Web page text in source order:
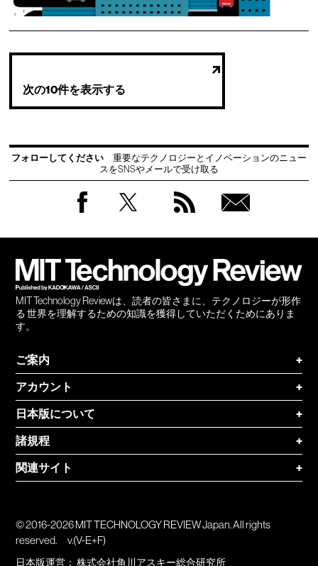
次の10件を表示する
フォローしてください
重要なテクノロジーとイノベーションのニュー
スをSNSやメールで受け取る
MIT Technology Reviewは、読者の皆さまに、テクノロジーが形作
る 世界を理解するための知識を獲得していただくためにありま
す。
ご案内
+
アカウント
+
日本版について
+
諸規程
+
関連サイト
+
© 2016-2026 MIT TECHNOLOGY REVIEW Japan. All rights
reserved.
v.(V-E+F)
日本版運営：株式会社角川アスキー総合研究所